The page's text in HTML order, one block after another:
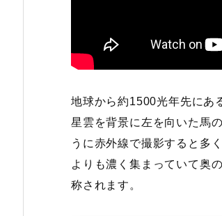
地球から約1500光年先にあ
星雲を背景に左を向いた馬
うに赤外線で撮影すると多
よりも濃く集まっていて奥
称されます。